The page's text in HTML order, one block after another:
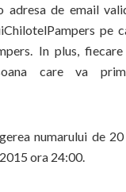
de email
pe
In plus,
care va
numarului de
ora 24:00.